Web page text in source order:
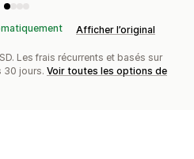
Afficher l’original
Les frais récurrents et basés sur
30 jours. Voir toutes les options de